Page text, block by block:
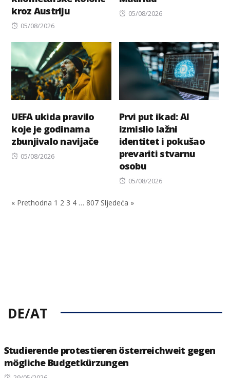
kroz Austriju
Posted
05/08/2026
Posted
05/08/2026
UEFA ukida pravilo
koje je godinama
zbunjivalo navijače
Posted
05/08/2026
Prvi put ikad: AI
izmislio lažni
identitet i pokušao
prevariti stvarnu
osobu
Posted
05/08/2026
« Prethodna 1 2 3 4 … 807 Sljedeća »
DE/AT
Studierende protestieren österreichweit gegen
mögliche Budgetkürzungen